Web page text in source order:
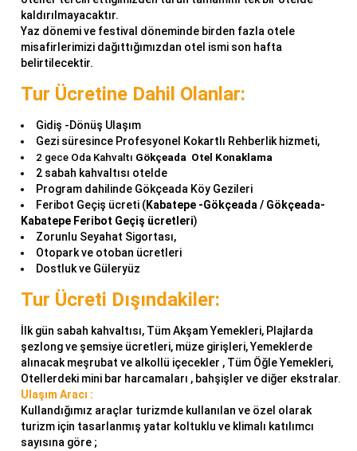
kaldırılmayacaktır.
Yaz dönemi ve festival döneminde birden fazla otele
misafirlerimizi dağıttığımızdan otel ismi son hafta
belirtilecektir.
Tur Ücretine Dahil Olanlar:
Gidiş -Dönüş Ulaşım
Gezi süresince Profesyonel Kokartlı Rehberlik hizmeti,
2 gece Oda Kahvaltı Gökçeada Otel Konaklama
2 sabah kahvaltısı otelde
Program dahilinde Gökçeada Köy Gezileri
Feribot Geçiş ücreti (Kabatepe -Gökçeada / Gökçeada-
Kabatepe Feribot Geçiş ücretleri)
Zorunlu Seyahat Sigortası,
Otopark ve otoban ücretleri
Dostluk ve Güleryüz
Tur Ücreti Dışındakiler:
İlk gün sabah kahvaltısı, Tüm Akşam Yemekleri, Plajlarda
şezlong ve şemsiye ücretleri, müze girişleri, Yemeklerde
alınacak meşrubat ve alkollü içecekler , Tüm Öğle Yemekleri,
Otellerdeki mini bar harcamaları , bahşişler ve diğer ekstralar.
Ulaşım Aracı :
Kullandığımız araçlar turizmde kullanılan ve özel olarak
turizm için tasarlanmış yatar koltuklu ve klimalı katılımcı
sayısına göre ;